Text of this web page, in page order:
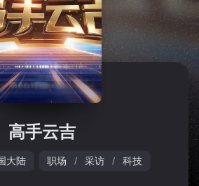
观看影片的记录
高手云吉
大陆 职场 / 采访 / 科技